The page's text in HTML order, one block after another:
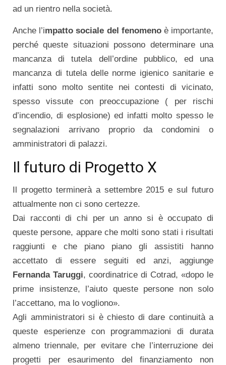
ad un rientro nella società.
Anche l’impatto sociale del fenomenoè importante,
perché queste situazioni possono determinare una
mancanza di tutela dell’ordine pubblico, ed una
mancanza di tutela delle norme igienico sanitarie e
infatti sono molto sentite nei contesti di vicinato,
spesso vissute con preoccupazione ( per rischi
d’incendio, di esplosione) ed infatti molto spesso le
segnalazioni arrivano proprio da condomini o
amministratori di palazzi.
Il futuro di Progetto X
Il progetto terminerà a settembre 2015 e sul futuro
attualmente non ci sono certezze.
Dai racconti di chi per un anno si è occupato di
queste persone, appare che molti sono stati i risultati
raggiunti e che piano piano gli assistiti hanno
accettato di essere seguiti ed anzi, aggiunge
Fernanda Taruggi, coordinatrice di Cotrad, «dopo le
prime insistenze, l’aiuto queste persone non solo
l’accettano, ma lo vogliono».
Agli amministratori si è chiesto di dare continuità a
queste esperienze con programmazioni di durata
almeno triennale, per evitare che l’interruzione dei
progetti per esaurimento del finanziamento non